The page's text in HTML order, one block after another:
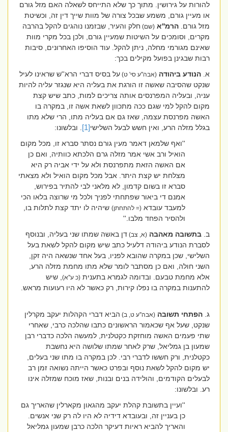
להורות על גירושין. מתוך כך שלא התייחס לשאלה האם מזל גורם
או מעיין גורם, משמע שבכל צורה של מוות שייך דין זה, וכשיטת
מזל גורם.הרמ''א(שם)חלק והעיר, שבזמנו נוהגים להקל בהרבה
מקרים, וסומכים על השיטות שמעיין גורם, ולכן בכל מקרי מוות
שאינם מגורמי מחלה, ניתן להקל. עוד הוסיפו האחרונים, סיבות
רבות שבגינן בפועל מקילים בכך:
א.הנודע ביהודה (אבה''ע סי' ט) על בסיס דברי הרא''ש שראינו לעיל
שנקט שהסיבה שאשה זו הורגת את בעליה היא שנגזר עליה להיות
עניה, ובעליה המפרנסים אותה צריכים למות, כתב שיש קצת
מקום להקל למי שגם ככה מתכוון לשאת אשה זו, במקרה בו
האשה מפרנסת עצמה, שאז גם אם בעליה מתו, הרי שלא מתו
בגלל מזלה הרע, ואין חשש לבעל השלישי[1]. ובלשונו:
''ואף שלמאן דאמר מעין גורם נסתר סברא זו, מכל מקום
הואיל ורב אשי אמר מזלה גרם הלכתא כוותיה, ואם כן
אם האשה הזאת מתפרנסת ולא על ידי אביה רק היא
מצלחת יש קצת היתר. אבל מכל מקום הואיל ולא מצאתי
סברא זו בשום קדמון, לא מלאני לבי להתיר בפירוש,
אמנם די ביאור שפתחתי לפניך ולכל מי שרוצה בלאו הכי
למעבד עובדא(= להתחתן)שיהיה לו יתד קצת לתלות בו,
ולהסיר הפחד מלבו.''
ב.בתשובה מאהבה (א, צב)דן באשה שמתו שני בעליה, ובנוסף
לסברת הנודע ביהודה דלעיל כתב שיש מקום להקל לשאת בעל
השלישי, שכן במקרה שהובא לפניו, בעל אחד שנשאה היה זקן,
השני חולה, ואם כן מסתבר לומר שלא מתו מחמת מזלה הרע,
אלא מחמת טבעם. ובדומה לגמרא בתענית(כ ע''א), שיש
להתענות במקרה בו נפלו קירות, רק כאשר לא היו רעועות מראש.
הפתחי תשובה (אבה''ע ט, ב) הביא דברי הקהלות יעקב מקרלין
שנקט, שעל אף שכאמור הראשונים כתבו שהלכה כרבי, שאחרי
שתי פעמים האשה מוחזקת כקטלנית, למעשה הלכה כדברי רבן
שמעון בן גמליאל, שרק לאחר שמתו שלושה היא נחשבת
כקטלנית, ורק חששו לדברי רבי. לכן במקרה בו מתו שני בעלים,
יש מקום להקל לשאת נוסף ובפרט כאשר הייתה נשואה זמן רב
לבעלים הקודמים, והולידה בנים ובנות, שאז מוכח שמזלה אינו
רע. ובלשונו:
''ועיין בתשובת קהלת יעקב מהגאון מקארלין שהאריך גם
כן בעניין זה, ובעובדא דידיה לא היו לה רק שני אנשים.
והאריך להביא ראיות דעיקר הלכה כרבן שמעון גמליאל